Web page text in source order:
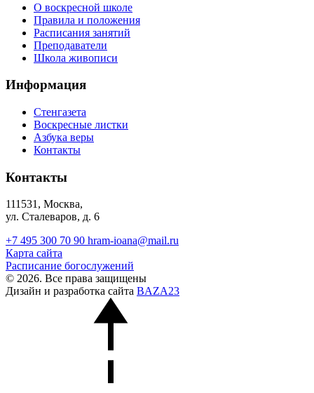
О воскресной школе
Правила и положения
Расписания занятий
Преподаватели
Школа живописи
Информация
Стенгазета
Воскресные листки
Азбука веры
Контакты
Контакты
111531, Москва,
ул. Сталеваров, д. 6
+7 495 300 70 90 hram-ioana@mail.ru
Карта сайта
Расписание богослужений
© 2026. Все права защищены
Дизайн и разработка сайта BAZA23